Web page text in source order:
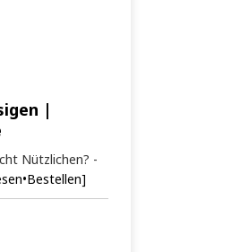
|
Nützlichen? -